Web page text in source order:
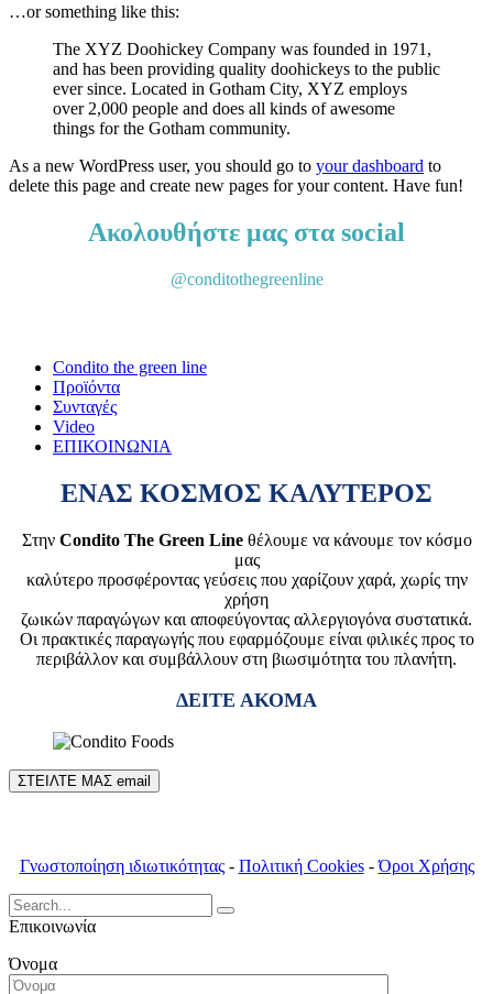
…or something like this:
The XYZ Doohickey Company was founded in 1971,
and has been providing quality doohickeys to the public
ever since. Located in Gotham City, XYZ employs
over 2,000 people and does all kinds of awesome
things for the Gotham community.
As a new WordPress user, you should go to your dashboard to
delete this page and create new pages for your content. Have fun!
Ακολουθήστε μας στα social
@conditothegreenline
Condito the green line
Προϊόντα
Συνταγές
Video
ΕΠΙΚΟΙΝΩΝΙΑ
ΕΝΑΣ ΚΟΣΜΟΣ ΚΑΛΥΤΕΡΟΣ
Στην Condito The Green Lineθέλουμε να κάνουμε τον κόσμο
μας
καλύτερο προσφέροντας γεύσεις που χαρίζουν χαρά, χωρίς την
χρήση
ζωικών παραγώγων και αποφεύγοντας αλλεργιογόνα συστατικά.
Οι πρακτικές παραγωγής που εφαρμόζουμε είναι φιλικές προς το
περιβάλλον και συμβάλλουν στη βιωσιμότητα του πλανήτη.
ΔΕΙΤΕ ΑΚΟΜΑ
ΣΤΕΙΛΤΕ ΜΑΣ email
Γνωστοποίηση ιδιωτικότητας- Πολιτική Cookies-Όροι Χρήσης
Search
for:
Επικοινωνία
Όνομα